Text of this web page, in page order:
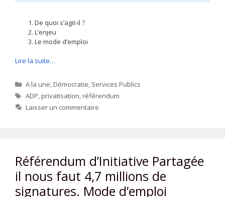
De quoi s’agit-il ?
L’enjeu
Le mode d’emploi
Lire la suite…
Catégories
A la une,Démocratie, Services Publics
Étiquettes
ADP,privatisation,référendum
Laisser un commentaire
Référendum d’Initiative Partagée
il nous faut 4,7 millions de
signatures. Mode d’emploi